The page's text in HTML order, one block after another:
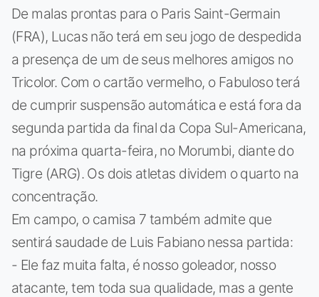
De malas prontas para o Paris Saint-Germain
(FRA), Lucas não terá em seu jogo de despedida
a presença de um de seus melhores amigos no
Tricolor. Com o cartão vermelho, o Fabuloso terá
de cumprir suspensão automática e está fora da
segunda partida da final da Copa Sul-Americana,
na próxima quarta-feira, no Morumbi, diante do
Tigre (ARG). Os dois atletas dividem o quarto na
concentração.
Em campo, o camisa 7 também admite que
sentirá saudade de Luis Fabiano nessa partida:
- Ele faz muita falta, é nosso goleador, nosso
atacante, tem toda sua qualidade, mas a gente